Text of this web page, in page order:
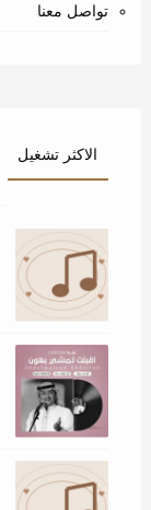
تواصل معنا
الاكثر تشغيل